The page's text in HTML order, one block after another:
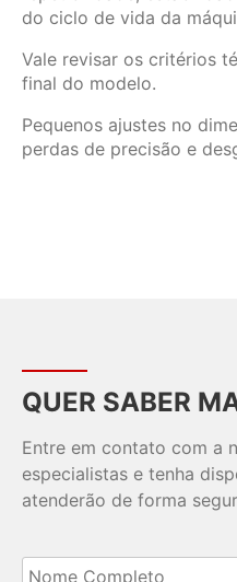
do ciclo de vida da
Vale revisar os critérios
final do modelo.
Pequenos ajustes no
perdas de precisão e
QUER SABER
Entre em contato com a
especialistas e tenha
atenderão de forma